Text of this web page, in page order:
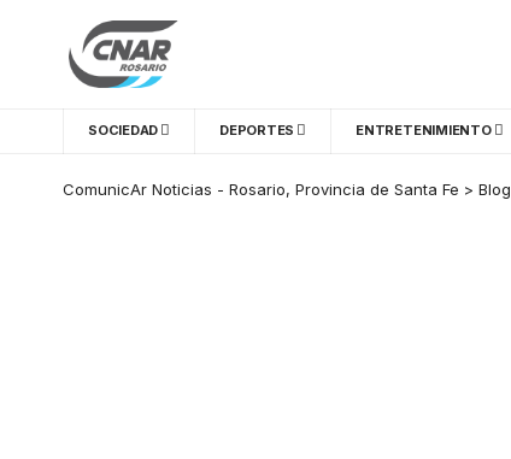
SOCIEDAD DEPORTES ENTRETENIMIENTO
ComunicAr Noticias - Rosario, Provincia de Santa Fe > Blog